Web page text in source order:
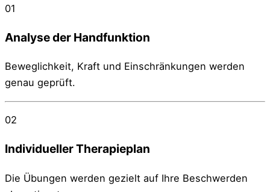
01
Analyse der Handfunktion
Beweglichkeit, Kraft und Einschränkungen werden
genau geprüft.
02
Individueller Therapieplan
Die Übungen werden gezielt auf Ihre Beschwerden